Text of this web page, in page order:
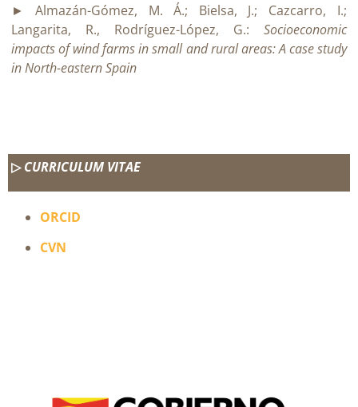
► Almazán-Gómez, M. Á.; Bielsa, J.; Cazcarro, I.;
Langarita, R., Rodríguez-López, G.: Socioeconomic
impacts of wind farms in small and rural areas: A case study
in North-eastern Spain
▷CURRICULUM VITAE
ORCID
CVN